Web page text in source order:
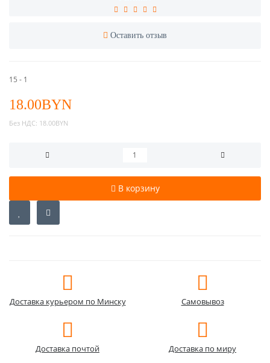
Оставить отзыв
15 - 1
18.00BYN
Без НДС: 18.00BYN
В корзину
Доставка курьером по Минску Самовывоз
Доставка почтой Доставка по миру